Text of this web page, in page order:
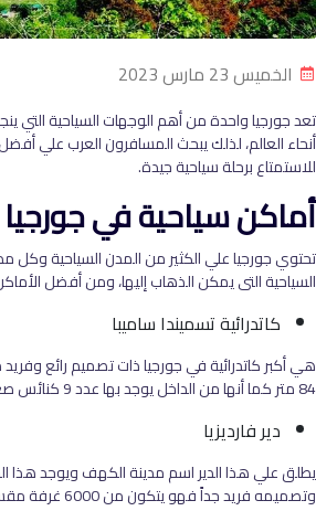
الخميس 23 مارس 2023
تعد جورجيا واحدة من أهم الوجهات السياحية التي
أنحاء العالم، لذلك يبحث المسافرون العرب علي
للاستمتاع برحلة سياحية جيدة.
أماكن سياحية في جورجيا
تحتوي جورجيا علي الكثير من المدن السياحية وكل
السياحية التى يمكن الذهاب إليها، ومن أفضل
كاتدرائية تسميندا ساميبا
هي أكبر كاتدرائية في جورجيا ذات تصميم رائع
84 متر كما أنها من الداخل يوجد بها عدد 9 كنائس صغيرة.
دير فارديزيا
يطلق علي هذا الدير اسم مدينة الكهف ويوجد هذا
وتصميمه فريد جداً فهو يتكون من 6000 غرفة مقسمة على 13 طابق.